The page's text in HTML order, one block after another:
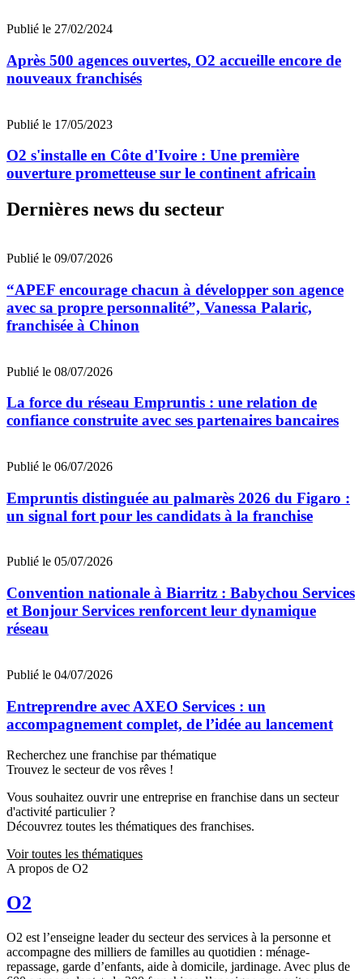
Publié le 27/02/2024
Après 500 agences ouvertes, O2 accueille encore de
nouveaux franchisés
Publié le 17/05/2023
O2 s'installe en Côte d'Ivoire : Une première
ouverture prometteuse sur le continent africain
Dernières news du secteur
Publié le 09/07/2026
“APEF encourage chacun à développer son agence
avec sa propre personnalité”, Vanessa Palaric,
franchisée à Chinon
Publié le 08/07/2026
La force du réseau Empruntis : une relation de
confiance construite avec ses partenaires bancaires
Publié le 06/07/2026
Empruntis distinguée au palmarès 2026 du Figaro :
un signal fort pour les candidats à la franchise
Publié le 05/07/2026
Convention nationale à Biarritz : Babychou Services
et Bonjour Services renforcent leur dynamique
réseau
Publié le 04/07/2026
Entreprendre avec AXEO Services : un
accompagnement complet, de l’idée au lancement
Recherchez une franchise par thématique
Trouvez le secteur de vos rêves !
Vous souhaitez ouvrir une entreprise en franchise dans un secteur
d'activité particulier ?
Découvrez toutes les thématiques des franchises.
Voir toutes les thématiques
A propos de O2
O2
O2 est l’enseigne leader du secteur des services à la personne et
accompagne des milliers de familles au quotidien : ménage-
repassage, garde d’enfants, aide à domicile, jardinage. Avec plus de